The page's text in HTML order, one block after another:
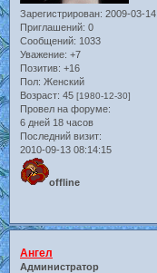
Зарегистрирован: 2009-03-14
Приглашений: 0
Сообщений: 1033
Уважение: +7
Позитив: +16
Пол: Женский
Возраст: 45 [1980-12-30]
Провел на форуме:
6 дней 18 часов
Последний визит:
2010-09-13 08:14:15
offline
Ангел
Администратор